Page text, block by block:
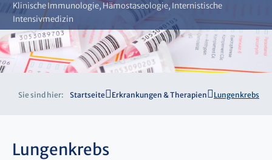
Klinische Immunologie, Hämostaseologie, Internistische
Intensivmedizin
Sie sind hier: Startseite Erkrankungen & Therapien Lungenkrebs
Lungenkrebs